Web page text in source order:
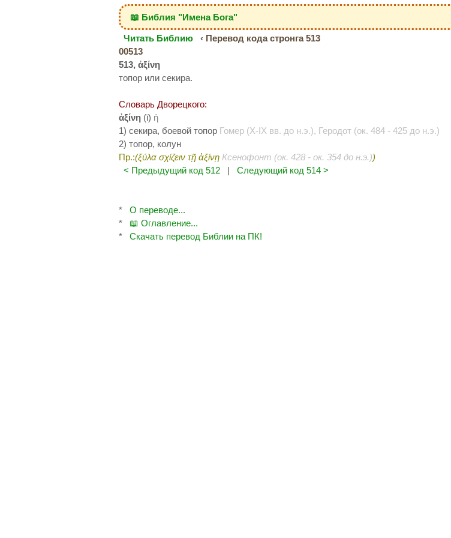
📖 Библия "Имена Бога"
Читать Библию
‹ Перевод кода стронга 513
00513
513, ἀξίνη
топор или секира.
Словарь Дворецкого:
ἀξίνη (ῑ) ἡ
1) секира, боевой топор Гомер (X-IX вв. до н.э.), Геродот (ок. 484 - 425 до н.э.)
2) топор, колун
Пр.:(ξύλα σχίζειν τῇ ἀξίνῃ Ксенофонт (ок. 428 - ок. 354 до н.э.))
< Предыдущий код 512
| Следующий код 514 >
*
О переводе...
*
📖 Оглавление...
*
Скачать перевод Библии на ПК!